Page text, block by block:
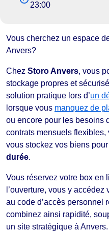
23:00
Vous cherchez un espace
Anvers?
Chez Storo Anvers, vous
stockage propres et
solution pratique lors d’un
lorsque vous manquez de
ou encore pour les besoins
contrats mensuels
vous stockez vos biens pour
durée.
Vous réservez votre box en
l’ouverture, vous y
au code d’accès personnel
combinez ainsi rapidité,
un site stratégique à Anvers.